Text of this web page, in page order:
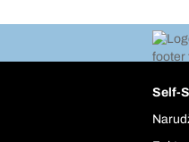
Self-